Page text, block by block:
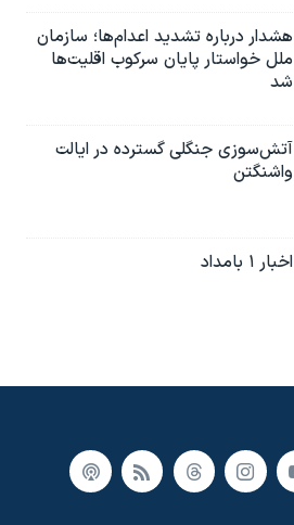
هشدار درباره تشدید اعدام‌ها؛ سازمان
ملل خواستار پایان سرکوب اقلیت‌ها
شد
آتش‌سوزی جنگلی گسترده در ایالت
واشنگتن
اخبار ۱ بامداد